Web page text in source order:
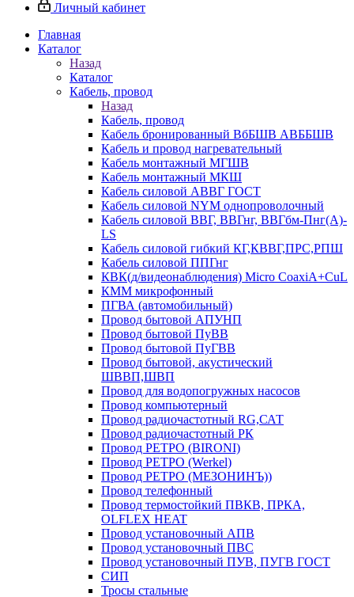
Личный кабинет
Главная
Каталог
Назад
Каталог
Кабель, провод
Назад
Кабель, провод
Кабель бронированный ВбБШВ АВББШВ
Кабель и провод нагревательный
Кабель монтажный МГШВ
Кабель монтажный МКШ
Кабель силовой АВВГ ГОСТ
Кабель силовой NYM однопроволочный
Кабель силовой ВВГ, ВВГнг, ВВГбм-Пнг(А)-
LS
Кабель силовой гибкий КГ,КВВГ,ПРС,РПШ
Кабель силовой ППГнг
КВК(д/видеонаблюдения) Micro CoaxiA+CuL
КММ микрофонный
ПГВА (автомобильный)
Провод бытовой АПУНП
Провод бытовой ПуВВ
Провод бытовой ПуГВВ
Провод бытовой, акустический
ШВВП,ШВП
Провод для водопогружных насосов
Провод компьютерный
Провод радиочастотный RG,САТ
Провод радиочастотный РК
Провод РЕТРО (BIRONI)
Провод РЕТРО (Werkel)
Провод РЕТРО (МЕЗОНИНЪ))
Провод телефонный
Провод термостойкий ПВКВ, ПРКА,
OLFLEX HEAT
Провод установочный АПВ
Провод установочный ПВС
Провод установочный ПУВ, ПУГВ ГОСТ
СИП
Тросы стальные